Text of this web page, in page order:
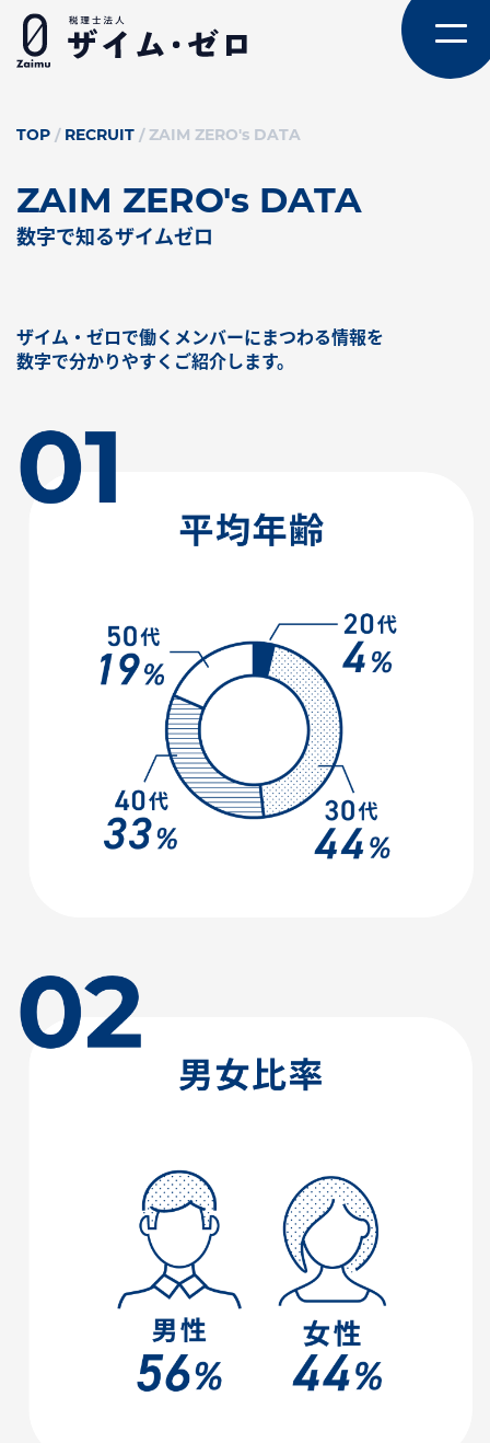
TOP / RECRUIT / ZAIM ZERO's DATA
ZAIM ZERO's DATA
数字で知るザイムゼロ
ザイム・ゼロで働くメンバーにまつわる情報を
数字で分かりやすくご紹介します。